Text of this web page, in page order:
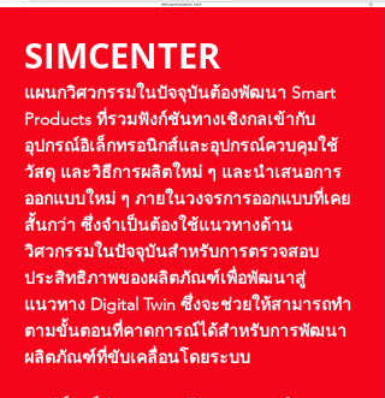
SIMCENTER
แผนกวิศวกรรมในปัจจุบันต้องพัฒนา Smart
Products ที่รวมฟังก์ชันทางเชิงกลเข้ากับ
อุปกรณ์อิเล็กทรอนิกส์และอุปกรณ์ควบคุมใช้
วัสดุ และวิธีการผลิตใหม่ ๆ และนำเสนอการ
ออกแบบใหม่ ๆ ภายในวงจรการออกแบบที่เคย
สั้นกว่า ซึ่งจำเป็นต้องใช้แนวทางด้าน
วิศวกรรมในปัจจุบันสำหรับการตรวจสอบ
ประสิทธิภาพของผลิตภัณฑ์เพื่อพัฒนาสู่
แนวทาง Digital Twin ซึ่งจะช่วยให้สามารถทำ
ตามขั้นตอนที่คาดการณ์ได้สำหรับการพัฒนา
ผลิตภัณฑ์ที่ขับเคลื่อนโดยระบบ